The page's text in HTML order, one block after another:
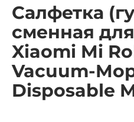
Разбейте
оплатуна
без переплат
График платежей
Салфетка
сменная
Xiaomi Mi
Vacuum-
Disposable